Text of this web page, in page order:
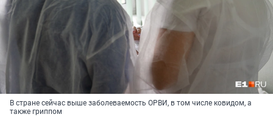
В стране сейчаc выше заболеваемость ОРВИ, в том числе ковидом, а
также гриппом